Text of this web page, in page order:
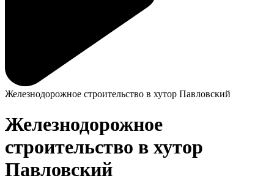
Железнодорожное строительство в хутор Павловский
Железнодорожное
строительство в хутор
Павловский